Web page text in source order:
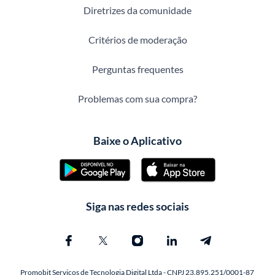
Diretrizes da comunidade
Critérios de moderação
Perguntas frequentes
Problemas com sua compra?
Baixe o Aplicativo
Siga nas redes sociais
Promobit Servicos de Tecnologia Digital Ltda - CNPJ 23.895.251/0001-87